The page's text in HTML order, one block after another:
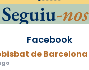
Seguiu-nos
Facebook
de Barcelona